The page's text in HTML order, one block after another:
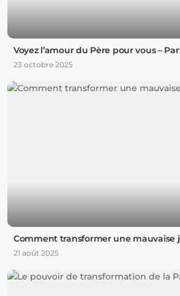
Voyez l’amour du Père pour vous –
23 octobre 2025
Comment transformer une mauvaise
21 août 2025